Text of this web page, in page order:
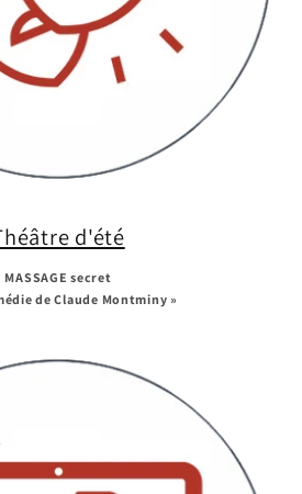
d'été
MASSAGE secret
de Claude Montminy »